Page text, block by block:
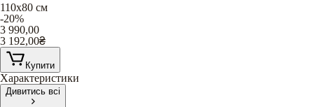
110х80 см
-20%
3 990,00
3 192,00₴
Купити
Характеристики
Дивитись всі